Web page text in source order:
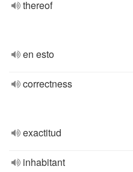
thereof
en esto
correctness
exactitud
inhabitant